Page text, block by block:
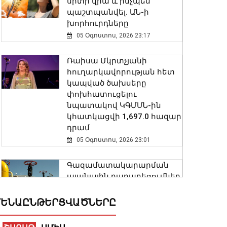
պաշտպանվել. ԱՆ-ի
խորհուրդները
05 Օգոստոս, 2026 23:17
Ռաիսա Մկրտչյանի
հուղարկավորության հետ
կապված ծախսերը
փոխհատուցելու
նպատակով ԿԳՄՍՆ-ին
կհատկացվի 1,697.0 հազար
դրամ
05 Օգոստոս, 2026 23:01
Գազամատակարարման
պլանային դադարեցումներ
Ստեփանավան, Գյումրի